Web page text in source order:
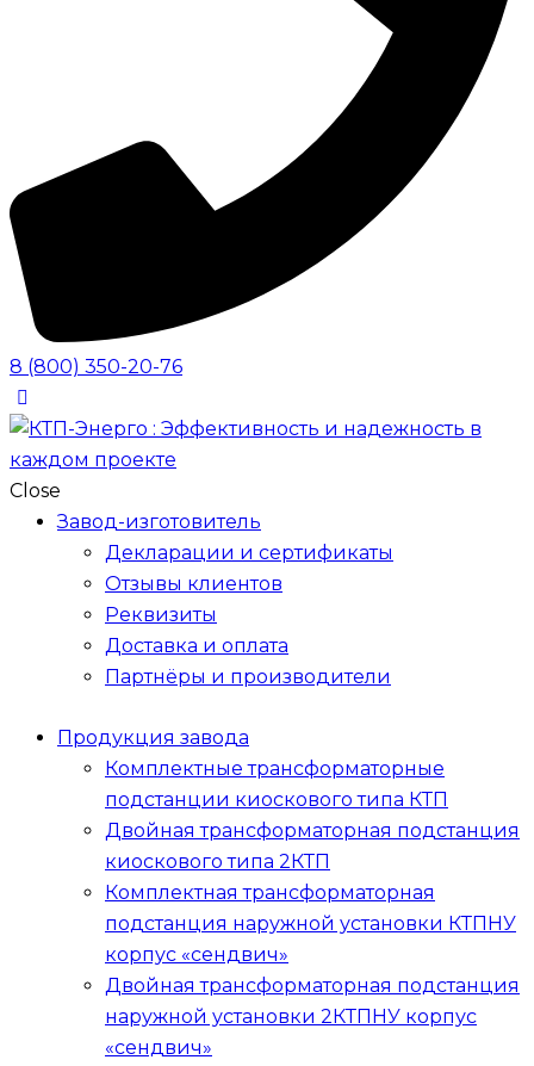
8 (800) 350-20-76
Close
Завод-изготовитель
Декларации и сертификаты
Отзывы клиентов
Реквизиты
Доставка и оплата
Партнёры и производители
Продукция завода
Комплектные трансформаторные
подстанции киоскового типа КТП
Двойная трансформаторная подстанция
киоскового типа 2КТП
Комплектная трансформаторная
подстанция наружной установки КТПНУ
корпус «сендвич»
Двойная трансформаторная подстанция
наружной установки 2КТПНУ корпус
«сендвич»